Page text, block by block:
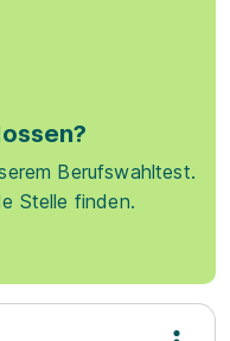
Berufswahltest.
Stelle finden.